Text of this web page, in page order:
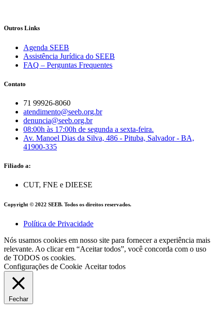
Outros Links
Agenda SEEB
Assistência Jurídica do SEEB
FAQ – Perguntas Frequentes
Contato
71 99926-8060
atendimento@seeb.org.br
denuncia@seeb.org.br
08:00h às 17:00h de segunda a sexta-feira.
Av. Manoel Dias da Silva, 486 - Pituba, Salvador - BA,
41900-335
Filiado a:
CUT, FNE e DIEESE
Copyright © 2022 SEEB. Todos os direitos reservados.
Política de Privacidade
Nós usamos cookies em nosso site para fornecer a experiência mais
relevante. Ao clicar em “Aceitar todos”, você concorda com o uso
de TODOS os cookies.
Configurações de Cookie Aceitar todos
Fechar